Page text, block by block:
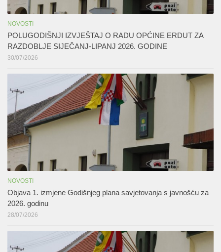
NOVOSTI
POLUGODIŠNJI IZVJEŠTAJ O RADU OPĆINE ERDUT ZA
RAZDOBLJE SIJEČANJ-LIPANJ 2026. GODINE
30/07/2026
NOVOSTI
Objava 1. izmjene Godišnjeg plana savjetovanja s javnošću za
2026. godinu
28/07/2026